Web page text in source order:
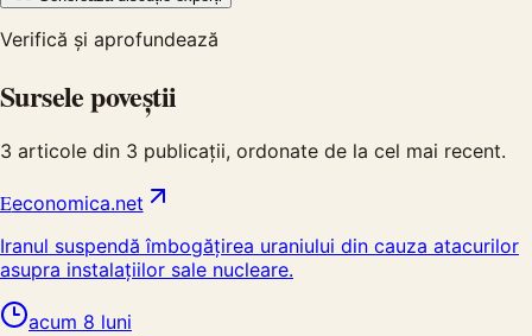
Verifică și aprofundează
Sursele poveștii
3 articole din 3 publicații, ordonate de la cel mai recent.
Eeconomica.net
Iranul suspendă îmbogățirea uraniului din cauza atacurilor
asupra instalațiilor sale nucleare.
acum 8 luni